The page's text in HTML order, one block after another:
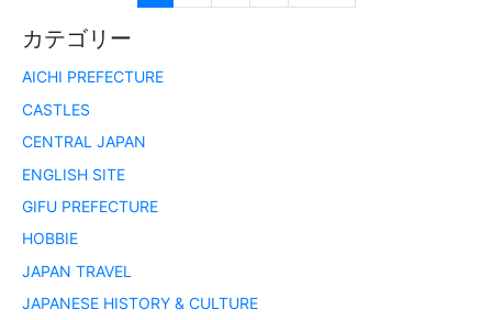
カテゴリー
AICHI PREFECTURE
CASTLES
CENTRAL JAPAN
ENGLISH SITE
GIFU PREFECTURE
HOBBIE
JAPAN TRAVEL
JAPANESE HISTORY & CULTURE